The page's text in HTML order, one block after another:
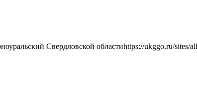
Свердловской областиhttps://ukggo.ru/sites/